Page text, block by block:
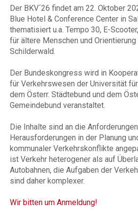
Der BKV´26 findet am 22. Oktober
Blue Hotel & Conference Center in
thematisiert u.a. Tempo 30, E-
für ältere Menschen und Orientierung
Schilderwald.
Der Bundeskongress wird in
für Verkehrswesen der Universität
dem Österr. Städtebund und dem
Gemeindebund veranstaltet.
Die Inhalte sind an die
Herausforderungen in der Planung
kommunaler Verkehrskonflikte
ist Verkehr heterogener als auf
Autobahnen, die Aufgaben der
sind daher komplexer.
Wir bitten um Anmeldung!